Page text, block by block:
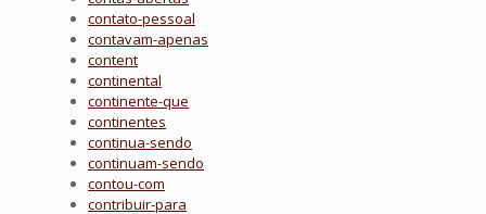
contato-pessoal
contavam-apenas
content
continental
continente-que
continentes
continua-sendo
continuam-sendo
contou-com
contribuir-para